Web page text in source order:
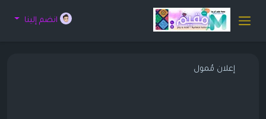
انضم إلينا
إعلان مُمول